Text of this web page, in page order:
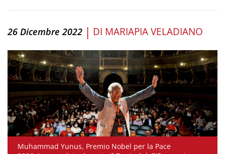
26 Dicembre 2022 | DI MARIAPIA VELADIANO
Muhammad Yunus, Premio Nobel per la Pace